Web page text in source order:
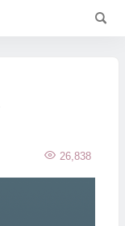
26,838